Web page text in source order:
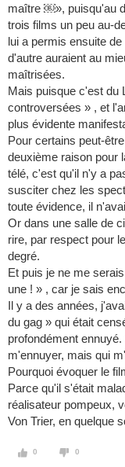
maître ￼», puisqu'au
trois films un peu au-
lui a permis ensuite
d'autre auraient au
maîtrisées.
Mais puisque c'est du
controversées » , et
plus évidente
Pour certains peut-
deuxième raison pour
télé, c'est qu'il n'y a
susciter chez les
toute évidence, il
Or dans une salle de
rire, par respect pour
degré.
Et puis je ne me
une ! » , car je sais
Il y a des années,
du gag » qui était
profondément
m'ennuyer, mais qui
Pourquoi évoquer le
Parce qu'il s'était
réalisateur pompeux,
Von Trier, en quelque
0 0